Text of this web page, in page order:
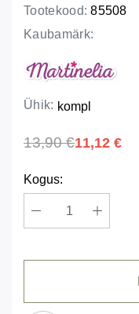
Tootekood: 85508
Kaubamärk:
Ühik: kompl
11,12 €
13,90 €
Kogus: